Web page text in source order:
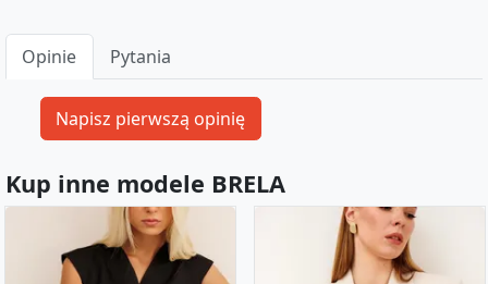
Opinie Pytania
Kup inne modele BRELA